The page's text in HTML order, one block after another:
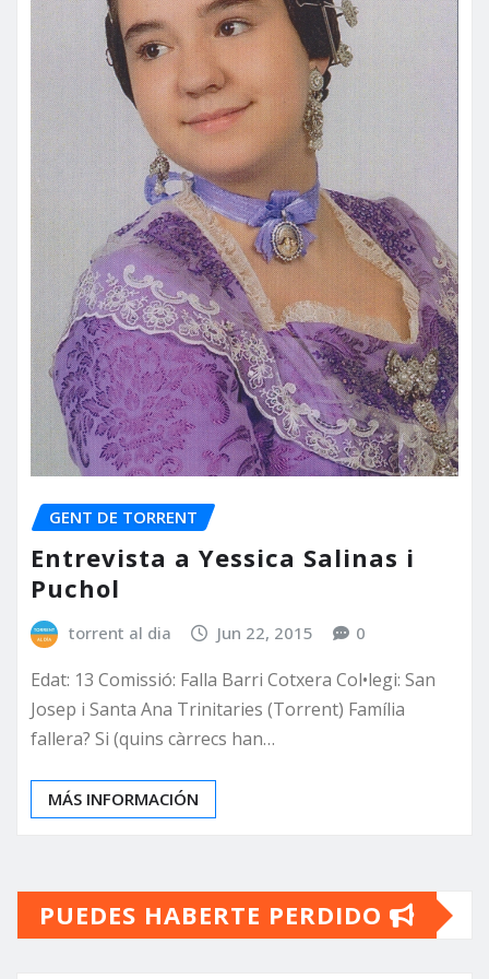
GENT DE TORRENT
Entrevista a Yessica Salinas i
Puchol
torrent al dia Jun 22, 2015 0
Edat: 13 Comissió: Falla Barri Cotxera Col•legi: San
Josep i Santa Ana Trinitaries (Torrent) Família
fallera? Si (quins càrrecs han…
MÁS INFORMACIÓN
PUEDES HABERTE PERDIDO